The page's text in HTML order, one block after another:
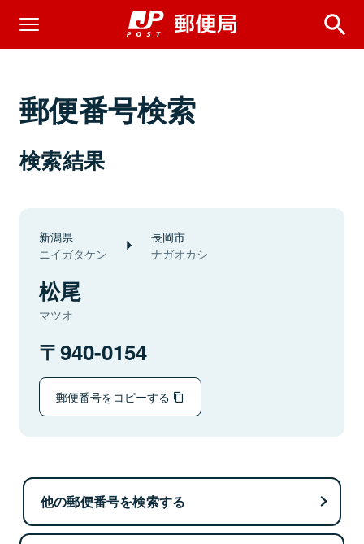
郵便番号検索
検索結果
新潟県
ニイガタケン
長岡市
ナガオカシ
松尾
マツオ
940-0154
郵便番号をコピーする
他の郵便番号を検索する